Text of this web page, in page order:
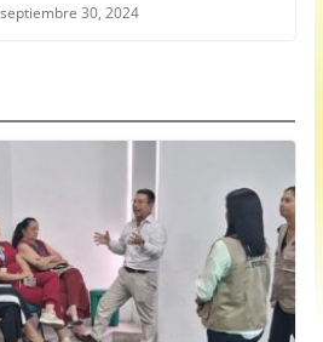
septiembre 30, 2024